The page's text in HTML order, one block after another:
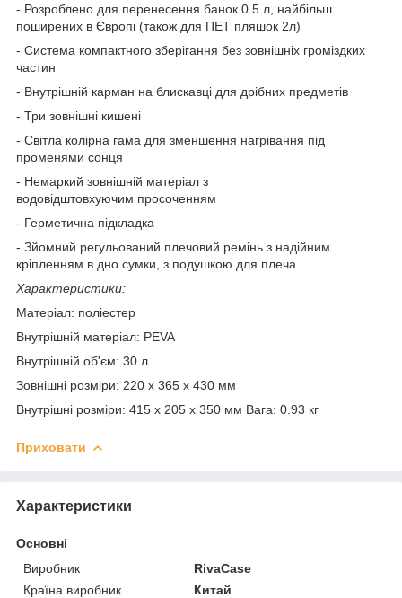
- Розроблено для перенесення банок 0.5 л, найбільш
поширених в Європі (також для ПЕТ пляшок 2л)
- Система компактного зберігання без зовнішніх громіздких
частин
- Внутрішній карман на блискавці для дрібних предметів
- Три зовнішні кишені
- Світла колірна гама для зменшення нагрівання під
променями сонця
- Немаркий зовнішній матеріал з
водовідштовхуючим просоченням
- Герметична підкладка
- Зйомний регульований плечовий ремінь з надійним
кріпленням в дно сумки, з подушкою для плеча.
Характеристики:
Матеріал: поліестер
Внутрішній матеріал: PEVA
Внутрішній об'єм: 30 л
Зовнішні розміри: 220 x 365 x 430 мм
Внутрішні розміри: 415 x 205 x 350 мм Вага: 0.93 кг
Приховати
Характеристики
Основні
Виробник
RivaCase
Країна виробник
Китай